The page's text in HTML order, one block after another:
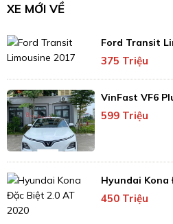
XE MỚI VỀ
Ford Transit
375 Triệu
VinFast VF6
599 Triệu
Hyundai Kona
450 Triệu